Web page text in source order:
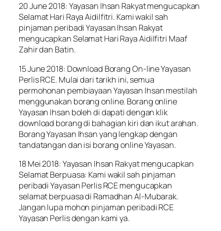
20 June 2018: Yayasan Ihsan Rakyat mengucapkan
Selamat Hari Raya Aidilfitri. Kami wakil sah
pinjaman peribadi Yayasan Ihsan Rakyat
mengucapkan Selamat Hari Raya Aidilfitri Maaf
Zahir dan Batin.
15 June 2018: Download Borang On-line Yayasan
Perlis RCE. Mulai dari tarikh ini, semua
permohonan pembiayaan Yayasan Ihsan mestilah
menggunakan borang online. Borang online
Yayasan Ihsan boleh di dapati dengan klik
download borang di bahagian kiri dan ikut arahan.
Borang Yayasan Ihsan yang lengkap dengan
tandatangan dan isi borang online Yayasan.
18 Mei 2018: Yayasan Ihsan Rakyat mengucapkan
Selamat Berpuasa: Kami wakil sah pinjaman
peribadi Yayasan Perlis RCE mengucapkan
selamat berpuasa di Ramadhan Al-Mubarak.
Jangan lupa mohon pinjaman peribadi RCE
Yayasan Perlis dengan kami ya.